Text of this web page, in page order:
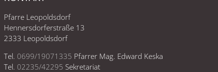
Pfarre Leopoldsdorf
Hennersdorferstraße 13
2333 Leopoldsdorf
Tel. 0699/19071335 Pfarrer Mag. Edward Keska
Tel. 02235/42295 Sekretariat